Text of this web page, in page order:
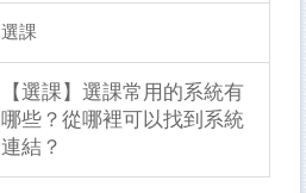
選課
【選課】選課常用的系統有
哪些？從哪裡可以找到系統
連結？